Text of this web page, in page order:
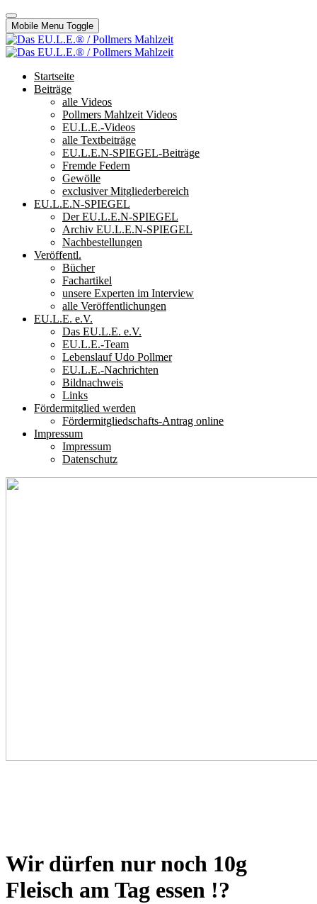
Mobile Menu Toggle
Startseite
Beiträge
alle Videos
Pollmers Mahlzeit Videos
EU.L.E.-Videos
alle Textbeiträge
EU.L.E.N-SPIEGEL-Beiträge
Fremde Federn
Gewölle
exclusiver Mitgliederbereich
EU.L.E.N-SPIEGEL
Der EU.L.E.N-SPIEGEL
Archiv EU.L.E.N-SPIEGEL
Nachbestellungen
Veröffentl.
Bücher
Fachartikel
unsere Experten im Interview
alle Veröffentlichungen
EU.L.E. e.V.
Das EU.L.E. e.V.
EU.L.E.-Team
Lebenslauf Udo Pollmer
EU.L.E.-Nachrichten
Bildnachweis
Links
Fördermitglied werden
Fördermitgliedschafts-Antrag online
Impressum
Impressum
Datenschutz
Wir dürfen nur noch 10g
Fleisch am Tag essen !?